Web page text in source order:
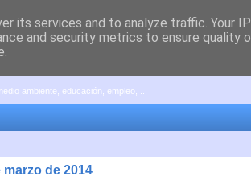
ambiente, educación, empleo, ...
de 2014
its services and to analyze traffic. Your
and security metrics to ensure quality